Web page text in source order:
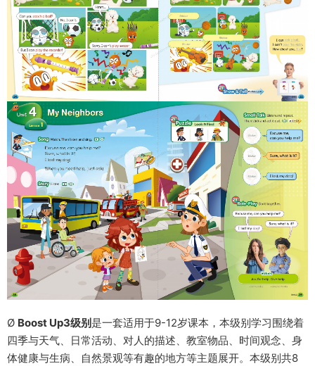
Ø Boost Up3级别 是一套适用于9-12岁课本，本级别学习围绕着
四季与天气、日常活动、对人的描述、教室物品、时间观念、身
体健康与生病、自然景观等有趣的地方等主题展开。本级别共8